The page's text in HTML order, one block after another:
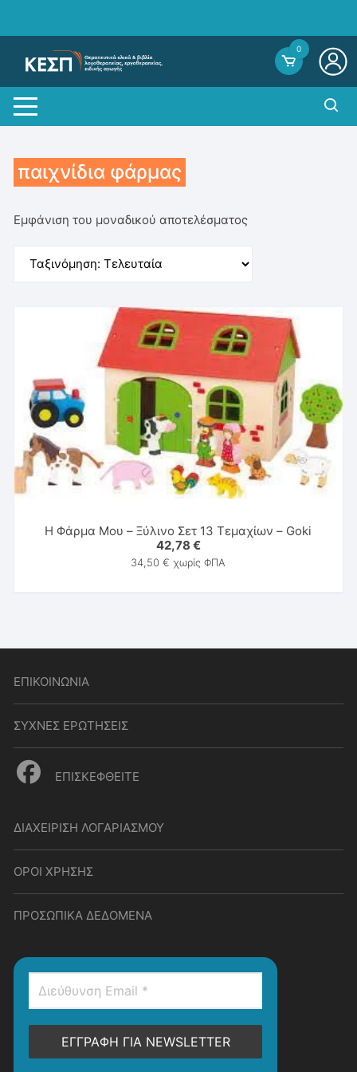
0
παιχνίδια φάρμας
Εμφάνιση του μοναδικού αποτελέσματος
Η Φάρμα Μου – Ξύλινο Σετ 13 Τεμαχίων – Goki
42,78 €
34,50€ χωρίς ΦΠΑ
ΕΠΙΚΟΙΝΩΝΙΑ
ΣΥΧΝΕΣ ΕΡΩΤΗΣΕΙΣ
ΕΠΙΣΚΕΦΘΕΙΤΕ
ΔΙΑΧΕΙΡΙΣΗ ΛΟΓΑΡΙΑΣΜΟΥ
ΟΡΟΙ ΧΡΗΣΗΣ
ΠΡΟΣΩΠΙΚΑ ΔΕΔΟΜΕΝΑ